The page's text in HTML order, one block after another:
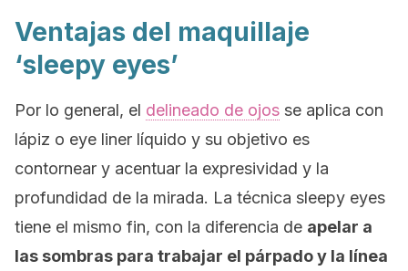
Ventajas del maquillaje
‘sleepy eyes’
Por lo general, el delineado de ojos se aplica con
lápiz o eye liner líquido y su objetivo es
contornear y acentuar la expresividad y la
profundidad de la mirada. La técnica sleepy eyes
tiene el mismo fin, con la diferencia de apelar a
las sombras para trabajar el párpado y la línea